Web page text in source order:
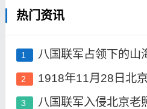
热门资讯
1 八国联军占领下的山
2 1918年11月28日北
3 八国联军入侵北京老